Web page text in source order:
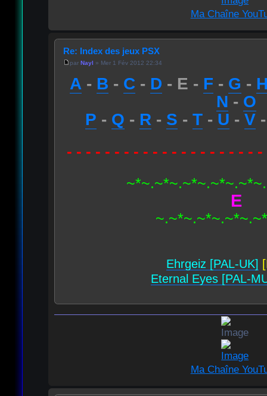
Ma Chaîne
Re: Index des jeux PSX
par Nayl » Mer 1 Fév 2012 22:34
A - B - C - D - E - F - G -
N - O
P - Q - R- S - T- U - V
- - - - - - - - - - - - - - - - - - - -
E
Ehrgeiz [PAL-UK]
Eternal Eyes [PAL-
Ma Chaîne